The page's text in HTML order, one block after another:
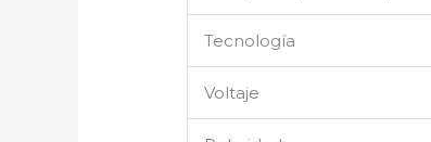
Tecnología
Voltaje